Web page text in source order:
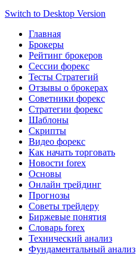
Switch to Desktop Version
Главная
Брокеры
Рейтинг брокеров
Сессии форекс
Тесты Стратегий
Отзывы о брокерах
Советники форекс
Стратегии форекс
Шаблоны
Скрипты
Видео форекс
Как начать торговать
Новости forex
Основы
Онлайн трейдинг
Прогнозы
Советы трейдеру
Биржевые понятия
Словарь forex
Технический анализ
Фундаментальный анализ